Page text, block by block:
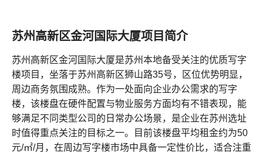
苏州高新区金河国际大厦项目简介
苏州高新区金河国际大厦是苏州本地备受关注的优质写字
楼项目，坐落于苏州高新区狮山路35号，区位优势明显，
周边商务氛围成熟。作为一处面向企业办公需求的写字
楼，该楼盘在硬件配置与物业服务方面均有不错表现，能
够满足不同类型公司的日常办公场景，是企业在苏州选址
时值得重点关注的目标之一。目前该楼盘平均租金约为50
元/㎡/月，在周边写字楼市场中具备一定性价比，适合注重